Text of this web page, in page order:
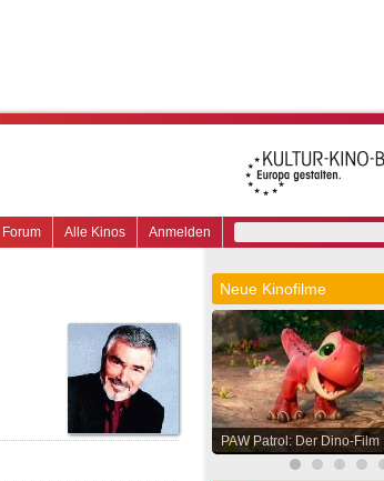
Anmelden
Alle Kinos
Forum
Neue Kinofilme
PAW Patrol: Der Dino-Film